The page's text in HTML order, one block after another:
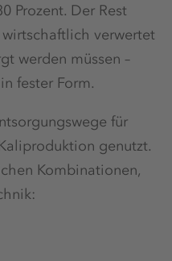
Prozent. Der Rest
verwertet
werden müssen –
fester Form.
für
genutzt.
Kombinationen,